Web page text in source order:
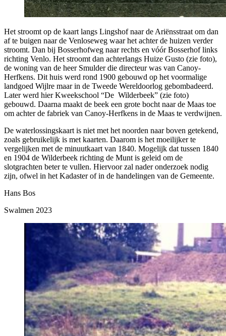
Het stroomt op de kaart langs Lingshof naar de Ariënsstraat om dan
af te buigen naar de Venloseweg waar het achter de huizen verder
stroomt. Dan bij Bosserhofweg naar rechts en vóór Bosserhof links
richting Venlo. Het stroomt dan achterlangs Huize Gusto (zie foto),
de woning van de heer Smulder die directeur was van Canoy-
Herfkens. Dit huis werd rond 1900 gebouwd op het voormalige
landgoed Wijlre maar in de Tweede Wereldoorlog gebombadeerd.
Later werd hier Kweekschool “De Wilderbeek” (zie foto)
gebouwd. Daarna maakt de beek een grote bocht naar de Maas toe
om achter de fabriek van Canoy-Herfkens in de Maas te verdwijnen.
De waterlossingskaart is niet met het noorden naar boven getekend,
zoals gebruikelijk is met kaarten. Daarom is het moeilijker te
vergelijken met de minuutkaart van 1840. Mogelijk dat tussen 1840
en 1904 de Wilderbeek richting de Munt is geleid om de
slotgrachten beter te vullen. Hiervoor zal nader onderzoek nodig
zijn, ofwel in het Kadaster of in de handelingen van de Gemeente.
Hans Bos
Swalmen 2023